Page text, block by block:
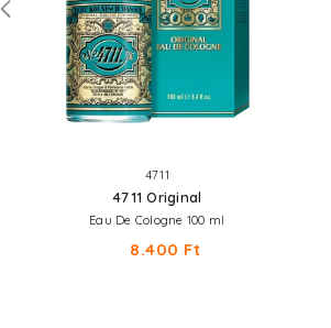
4711
4711 Original
Eau De Cologne 100 ml
8.400 Ft